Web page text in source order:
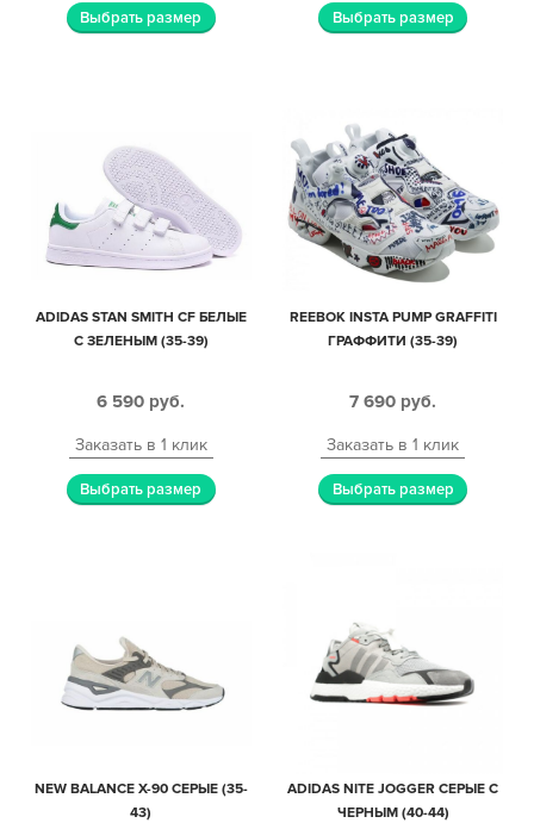
Выбрать размер Выбрать размер
ADIDAS STAN SMITH CF БЕЛЫЕ
С ЗЕЛЕНЫМ (35-39)
6 590 руб.
Заказать в 1 клик
Выбрать размер
REEBOK INSTA PUMP GRAFFITI
ГРАФФИТИ (35-39)
7 690 руб.
Заказать в 1 клик
Выбрать размер
NEW BALANCE X-90 СЕРЫЕ (35-
43)
ADIDAS NITE JOGGER СЕРЫЕ С
ЧЕРНЫМ (40-44)